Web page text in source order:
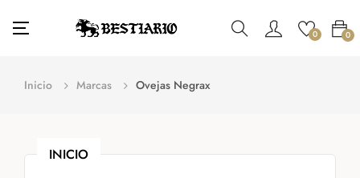
Navegación
☰ 0 0
Inicio Marcas Ovejas Negrax
INICIO